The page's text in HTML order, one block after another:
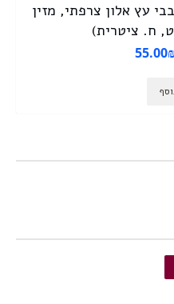
עץ אלון צרפתי, מזין
ח. ציטרית)
55.00₪